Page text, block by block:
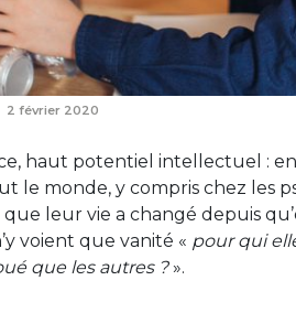
2 février 2020
haut potentiel intellectuel :
le monde, y compris chez les
que leur vie a changé depuis
voient que vanité « pour qui
que les autres ? ».